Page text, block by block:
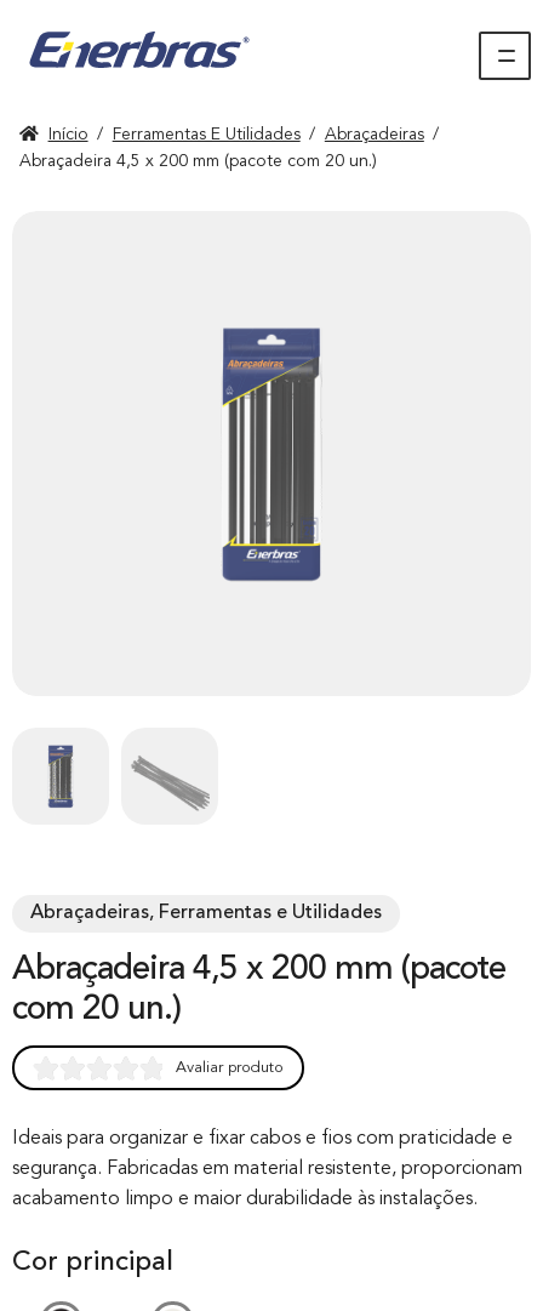
Início / Ferramentas E Utilidades / Abraçadeiras /
Abraçadeira 4,5 x 200 mm (pacote com 20 un.)
Abraçadeiras, Ferramentas e Utilidades
Abraçadeira 4,5 x 200 mm (pacote
com 20 un.)
out of 0
based on
rating
Avaliar produto
Ideais para organizar e fixar cabos e fios com praticidade e
segurança. Fabricadas em material resistente, proporcionam
acabamento limpo e maior durabilidade às instalações.
Cor principal